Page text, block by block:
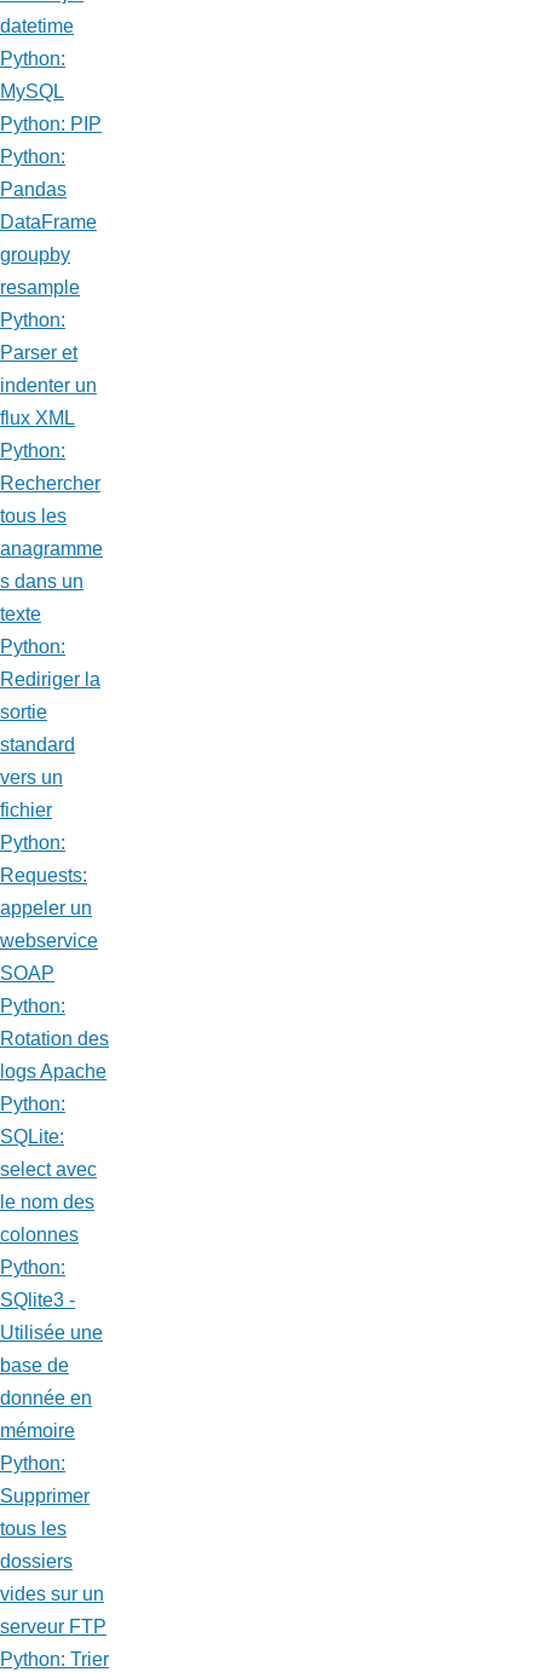
datetime
Python:
MySQL
Python: PIP
Python:
Pandas
DataFrame
groupby
resample
Python:
Parser et
indenter un
flux XML
Python:
Rechercher
tous les
anagramme
s dans un
texte
Python:
Rediriger la
sortie
standard
vers un
fichier
Python:
Requests:
appeler un
webservice
SOAP
Python:
Rotation des
logs Apache
Python:
SQLite:
select avec
le nom des
colonnes
Python:
SQlite3 -
Utilisée une
base de
donnée en
mémoire
Python:
Supprimer
tous les
dossiers
vides sur un
serveur FTP
Python: Trier